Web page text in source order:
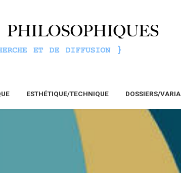
ESTHÉTIQUE/TECHNIQUE DOSSIERS/VARIA